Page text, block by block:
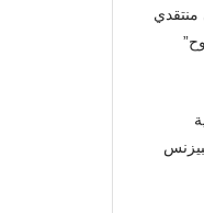
منتقدي